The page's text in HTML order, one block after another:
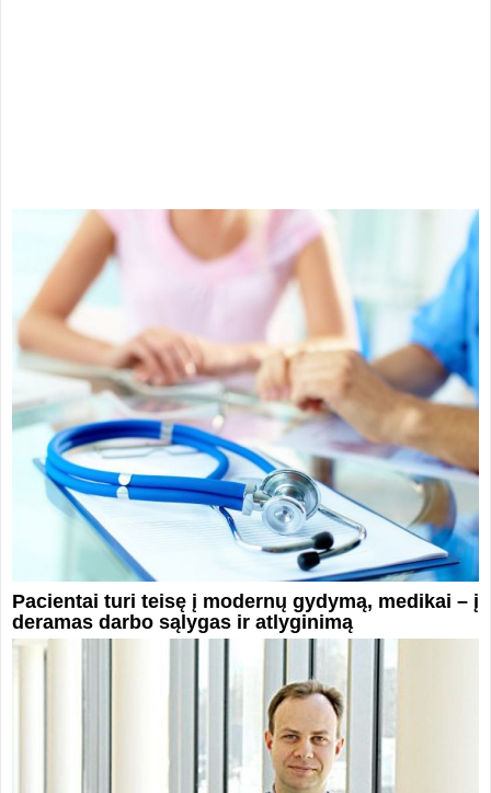
Pacientai turi teisę į modernų gydymą, medikai – į
deramas darbo sąlygas ir atlyginimą